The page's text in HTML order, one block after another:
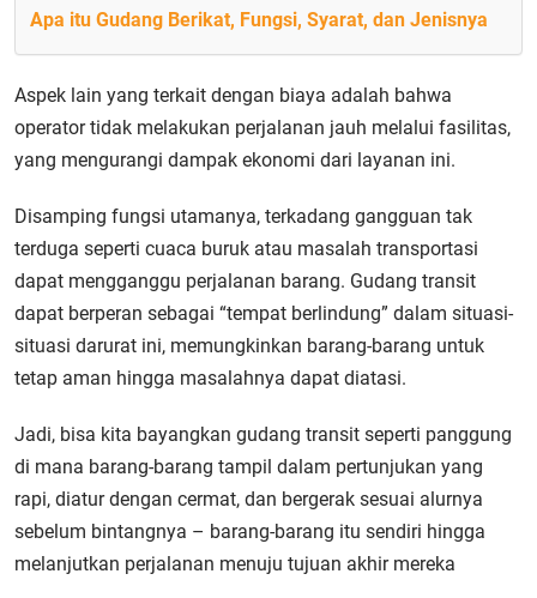
Apa itu Gudang Berikat, Fungsi, Syarat, dan Jenisnya
Aspek lain yang terkait dengan biaya adalah bahwa
operator tidak melakukan perjalanan jauh melalui fasilitas,
yang mengurangi dampak ekonomi dari layanan ini.
Disamping fungsi utamanya, terkadang gangguan tak
terduga seperti cuaca buruk atau masalah transportasi
dapat mengganggu perjalanan barang. Gudang transit
dapat berperan sebagai “tempat berlindung” dalam situasi-
situasi darurat ini, memungkinkan barang-barang untuk
tetap aman hingga masalahnya dapat diatasi.
Jadi, bisa kita bayangkan gudang transit seperti panggung
di mana barang-barang tampil dalam pertunjukan yang
rapi, diatur dengan cermat, dan bergerak sesuai alurnya
sebelum bintangnya – barang-barang itu sendiri hingga
melanjutkan perjalanan menuju tujuan akhir mereka